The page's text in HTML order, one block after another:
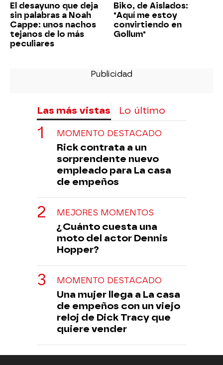
El desayuno que deja
sin palabras a Noah
Cappe: unos nachos
tejanos de lo más
peculiares
Biko, de Aislados:
"Aquí me estoy
convirtiendo en
Gollum"
Las más vistas Lo último
MOMENTO DESTACADO
Rick contrata a un
sorprendente nuevo
empleado para La casa
de empeños
MEJORES MOMENTOS
¿Cuánto cuesta una
moto del actor Dennis
Hopper?
MOMENTO DESTACADO
Una mujer llega a La casa
de empeños con un viejo
reloj de Dick Tracy que
quiere vender